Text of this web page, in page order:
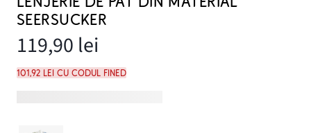
SEERSUCKER
119,90 lei
101,92 lei cu codul FINED